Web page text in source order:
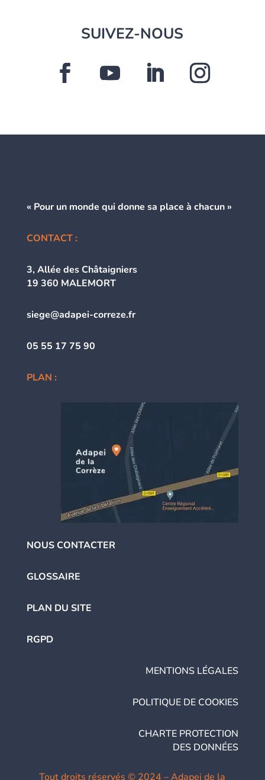
SUIVEZ-NOUS
« Pour un monde qui donne sa place à chacun »
CONTACT :
3, Allée des Châtaigniers
19 360 MALEMORT
siege@adapei-correze.fr
05 55 17 75 90
PLAN :
NOUS CONTACTER
GLOSSAIRE
PLAN DU SITE
RGPD
MENTIONS LÉGALES
POLITIQUE DE COOKIES
CHARTE PROTECTION
DES DONNÉES
Tout droits réservés © 2024 – Adapei de la